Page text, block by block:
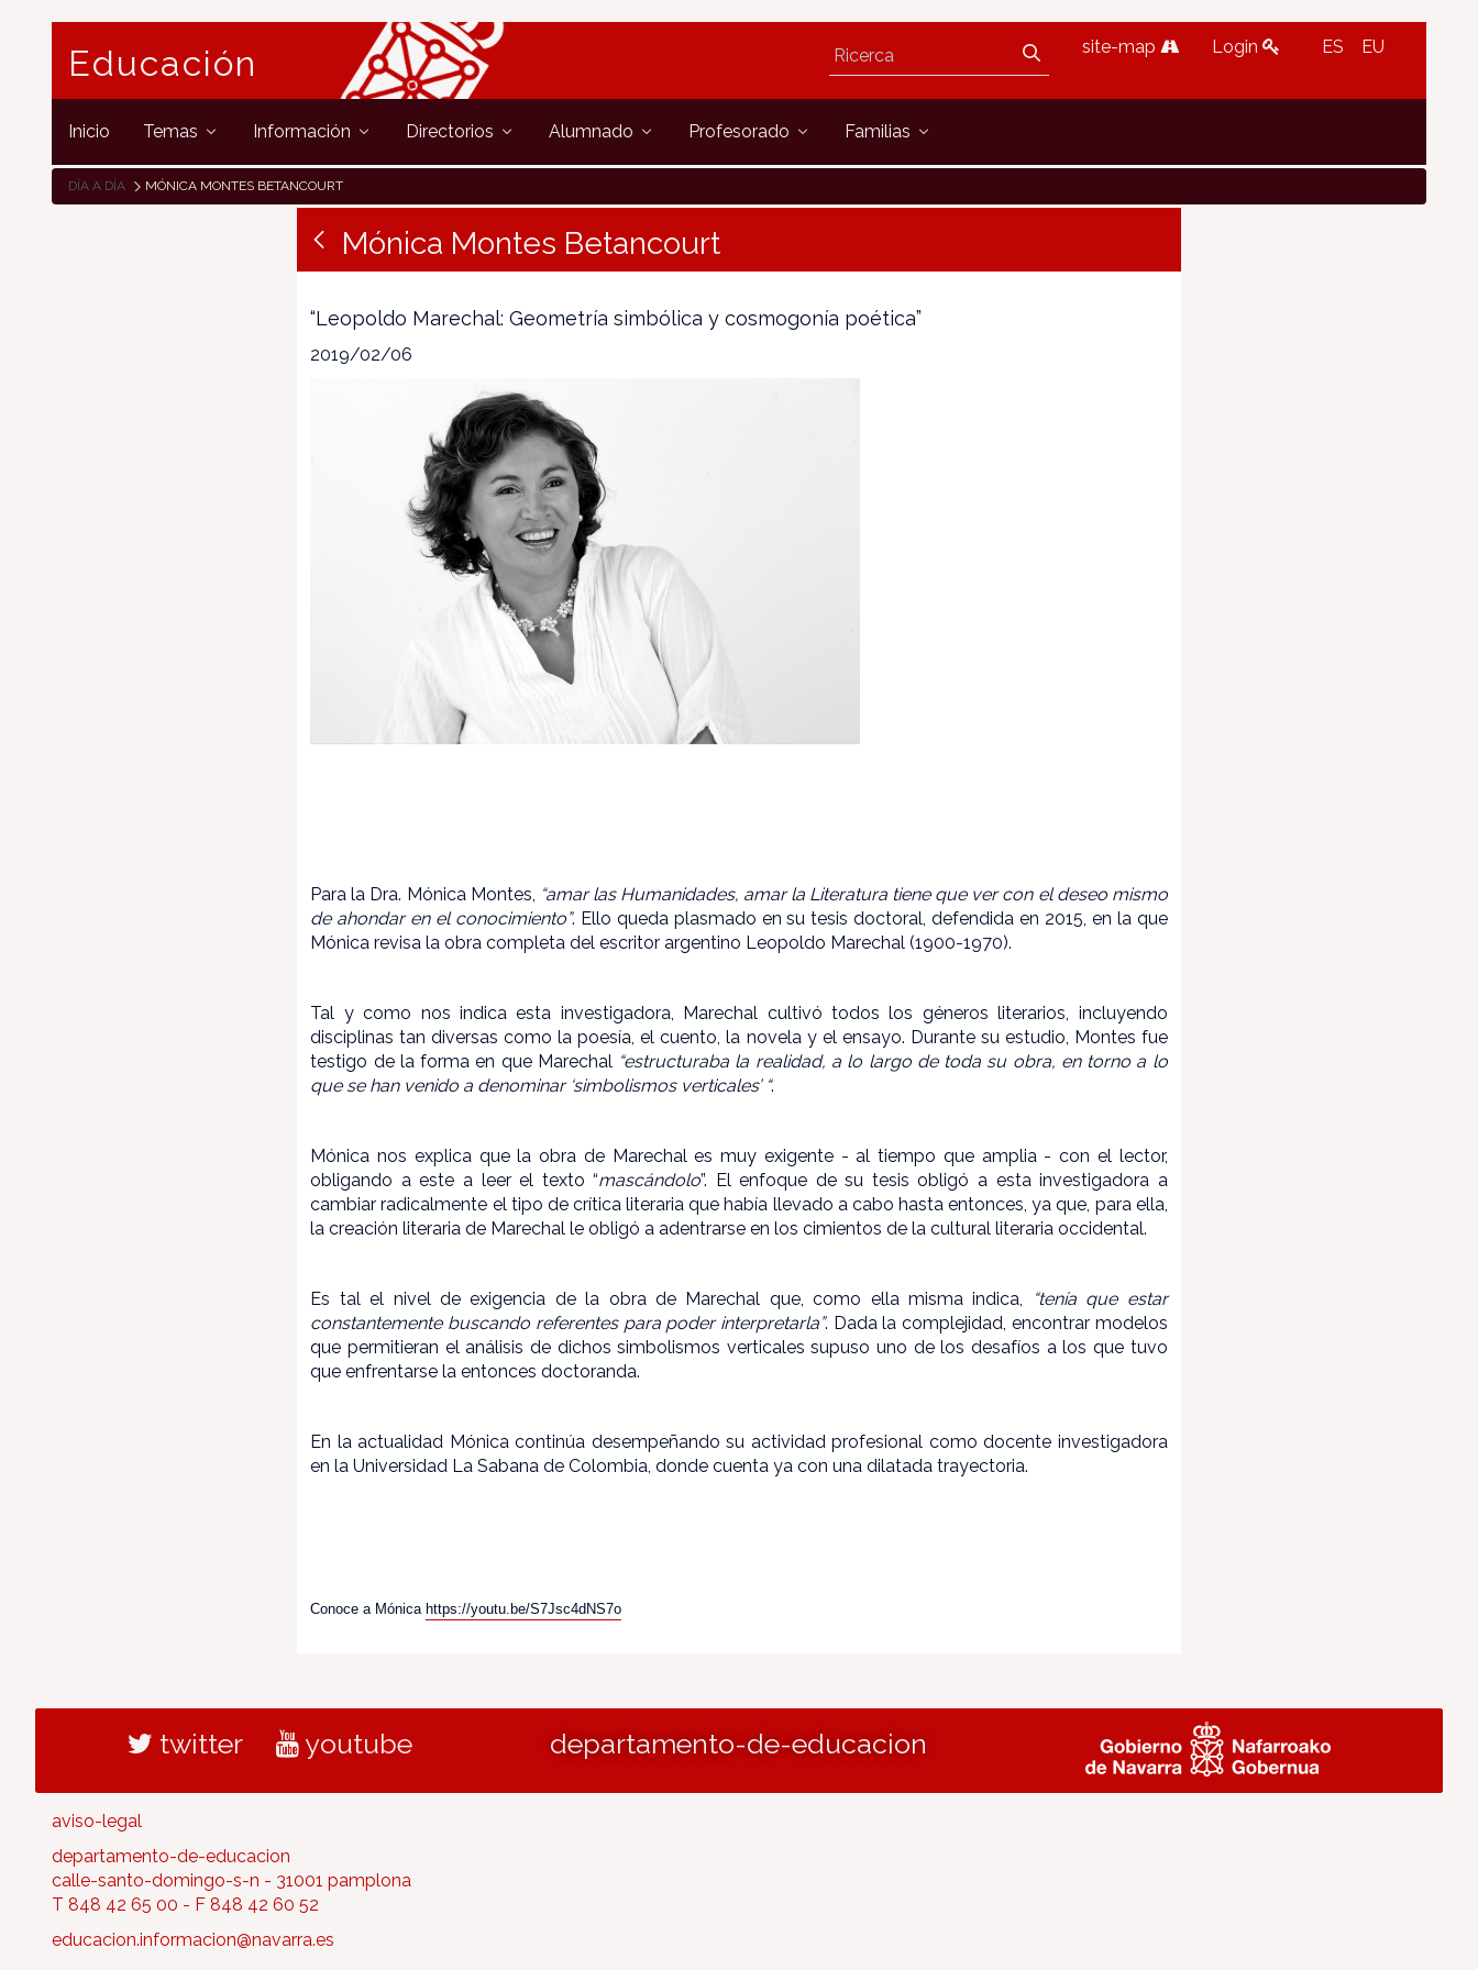
Educación site-map Login ES EU
Inicio Temas Información Directorios Alumnado Profesorado Familias
DÍA A DÍA MÓNICA MONTES BETANCOURT
Mónica Montes Betancourt
“Leopoldo Marechal: Geometría simbólica y cosmogonía poética”
2019/02/06
Para la Dra. Mónica Montes, “amar las Humanidades, amar la Literatura tiene que ver con el deseo mismo
de ahondar en el conocimiento”. Ello queda plasmado en su tesis doctoral, defendida en 2015, en la que
Mónica revisa la obra completa del escritor argentino Leopoldo Marechal (1900-1970).
Tal y como nos indica esta investigadora, Marechal cultivó todos los géneros literarios, incluyendo
disciplinas tan diversas como la poesía, el cuento, la novela y el ensayo. Durante su estudio, Montes fue
testigo de la forma en que Marechal “estructuraba la realidad, a lo largo de toda su obra, en torno a lo
que se han venido a denominar ‘simbolismos verticales’ “.
Mónica nos explica que la obra de Marechal es muy exigente - al tiempo que amplia - con el lector,
obligando a este a leer el texto “mascándolo”. El enfoque de su tesis obligó a esta investigadora a
cambiar radicalmente el tipo de crítica literaria que había llevado a cabo hasta entonces, ya que, para ella,
la creación literaria de Marechal le obligó a adentrarse en los cimientos de la cultural literaria occidental.
Es tal el nivel de exigencia de la obra de Marechal que, como ella misma indica,
“tenía que estar
constantemente buscando referentes para poder interpretarla”. Dada la complejidad, encontrar modelos
que permitieran el análisis de dichos simbolismos verticales supuso uno de los desafíos a los que tuvo
que enfrentarse la entonces doctoranda.
En la actualidad Mónica continúa desempeñando su actividad profesional como docente investigadora
en la Universidad La Sabana de Colombia, donde cuenta ya con una dilatada trayectoria.
Conoce a Mónica https://youtu.be/S7Jsc4dNS7o
twitter youtube departamento-de-educacion
aviso-legal
departamento-de-educacion
calle-santo-domingo-s-n - 31001 pamplona
T 848 42 65 00 - F 848 42 60 52
educacion.informacion@navarra.es